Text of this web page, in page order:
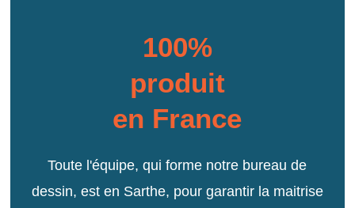
100%
produit
en France
Toute l'équipe, qui forme notre bureau de
dessin, est en Sarthe, pour garantir la maitrise